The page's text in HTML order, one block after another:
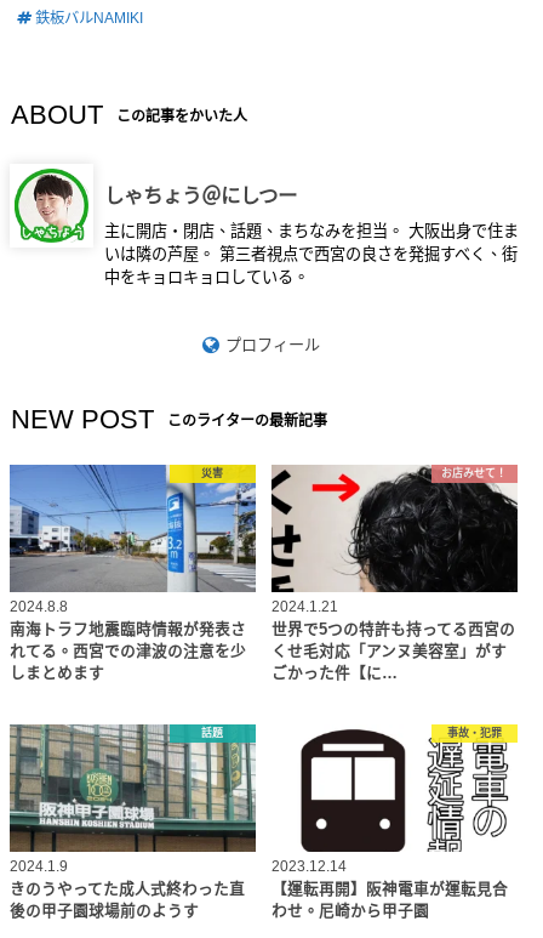
鉄板バルNAMIKI
ABOUT この記事をかいた人
しゃちょう＠にしつー
主に開店・閉店、話題、まちなみを担当。 大阪出身で住ま
いは隣の芦屋。 第三者視点で西宮の良さを発掘すべく、街
中をキョロキョロしている。
プロフィール
NEW POST このライターの最新記事
災害
2024.8.8
南海トラフ地震臨時情報が発表さ
れてる。西宮での津波の注意を少
しまとめます
お店みせて！
2024.1.21
世界で5つの特許も持ってる西宮の
くせ毛対応「アンヌ美容室」がす
ごかった件【に…
話題
2024.1.9
きのうやってた成人式終わった直
後の甲子園球場前のようす
事故・犯罪
2023.12.14
【運転再開】阪神電車が運転見合
わせ。尼崎から甲子園